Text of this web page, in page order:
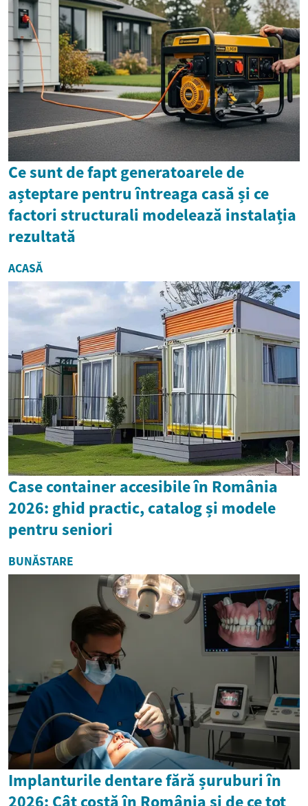
Ce sunt de fapt generatoarele de
așteptare pentru întreaga casă și ce
factori structurali modelează instalația
rezultată
ACASĂ
Case container accesibile în România
2026: ghid practic, catalog și modele
pentru seniori
BUNĂSTARE
Implanturile dentare fără șuruburi în
2026: Cât costă în România și de ce tot